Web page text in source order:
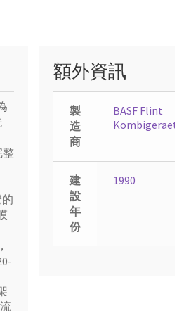
整
額外資訊
製
造
商
BASF Flint
Kombigeraet
建
設
年
份
1990